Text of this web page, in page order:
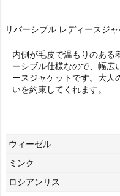
リバーシブル レディースジャ
内側が毛皮で温もりのある
ーシブル仕様なので、幅広
ースジャケットです。大人
いを約束してくれます。
ウィーゼル
ミンク
ロシアンリス